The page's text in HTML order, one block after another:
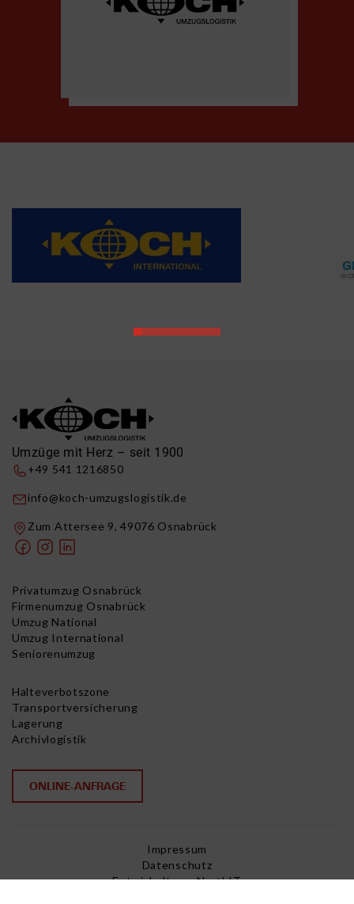
Umzüge mit Herz – seit 1900
+49 541 1216850
info@koch-umzugslogistik.de
Zum Attersee 9, 49076 Osnabrück
Privatumzug Osnabrück
Firmenumzug Osnabrück
Umzug National
Umzug International
Seniorenumzug
Halteverbotszone
Transportversicherung
Lagerung
Archivlogistik
ONLINE-ANFRAGE
Impressum
Datenschutz
Entwickelt von NorthIT